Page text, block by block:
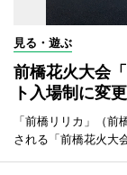
見る・遊ぶ
前橋花火大会
ト入場制に変更
「前橋リリカ」（
される「前橋花火大